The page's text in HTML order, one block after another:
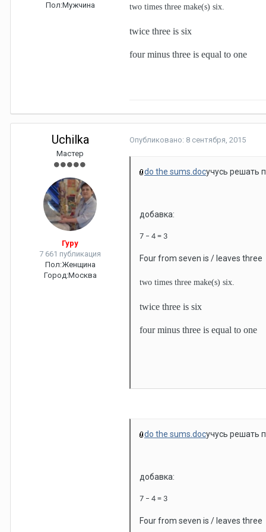
Пол:Мужчина two times three make(s) six.
twice three is six
four minus three is equal to one
Uchilka
Мастер
Гуру
7 661 публикация
Пол:Женщина
Город:Москва
Опубликовано: 8 сентября, 2015
do the sums.docучусь решать
добавка:
7 – 4 = 3
Four from seven is / leaves three
two times three make(s) six.
twice three is six
four minus three is equal to one
do the sums.docучусь решать
добавка:
7 – 4 = 3
Four from seven is / leaves three